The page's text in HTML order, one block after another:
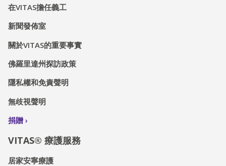
在VITAS擔任義工
新聞發佈室
關於VITAS的重要事實
佛羅里達州探訪政策
隱私權和免責聲明
無歧視聲明
捐贈
VITAS® 療護服務
居家安寧療護